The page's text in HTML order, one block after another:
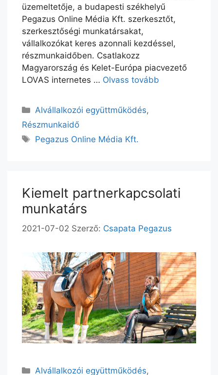
üzemeltetője, a budapesti székhelyű
Pegazus Online Média Kft. szerkesztőt,
szerkesztőségi munkatársakat,
vállalkozókat keres azonnali kezdéssel,
részmunkaidőben. Csatlakozz
Magyarország és Kelet-Európa piacvezető
LOVAS internetes … Olvass tovább
Alvállalkozói együttműködés,
Részmunkaidő
Pegazus Online Média Kft.
Kiemelt partnerkapcsolati
munkatárs
2021-07-02 Szerző: Csapata Pegazus
Alvállalkozói együttműködés,